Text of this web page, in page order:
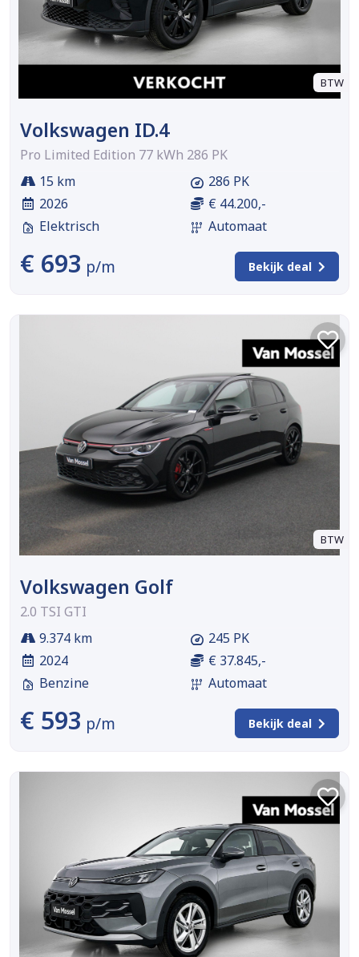
BTW
Volkswagen ID.4
Pro Limited Edition 77 kWh 286 PK
15 km
2026
Elektrisch
286 PK
€ 44.200,-
Automaat
€ 693 p/m Bekijk deal
BTW
Volkswagen Golf
2.0 TSI GTI
9.374 km
2024
Benzine
245 PK
€ 37.845,-
Automaat
€ 593 p/m Bekijk deal